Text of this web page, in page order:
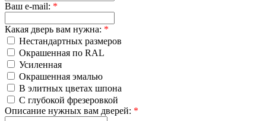
Ваш e-mail: *
Какая дверь вам нужна: *
Нестандартных размеров
Окрашенная по RAL
Усиленная
Окрашенная эмалью
В элитных цветах шпона
С глубокой фрезеровкой
Описание нужных вам дверей: *